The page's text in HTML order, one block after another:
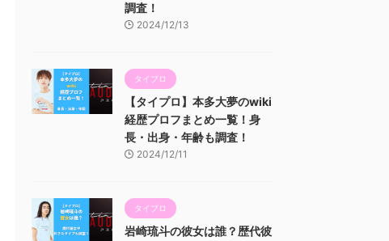
調査！
2024/12/13
タイプロ
【タイプロ】本多大夢のwiki
経歴プロフまとめ一覧！身
長・出身・年齢も調査！
2024/12/11
タイプロ
岩崎琉斗の彼女は誰？歴代彼